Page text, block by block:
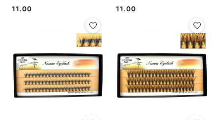
SKRĘT C
Cena:
11.00
SKRĘT C
Cena:
11.00